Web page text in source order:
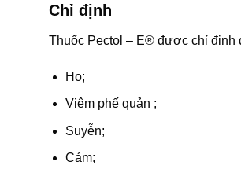
Chỉ định
Thuốc Pectol – E® được chỉ định
Ho;
Viêm phế quản ;
Suyễn;
Cảm;